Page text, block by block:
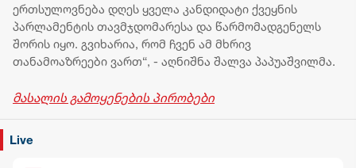
ერთსულოვნება დღეს ყველა კანდიდატი ქვეყნის
პარლამენტის თავმჯდომარესა და წარმომადგენელს
შორის იყო. გვიხარია, რომ ჩვენ ამ მხრივ
თანამოაზრეები ვართ“, - აღნიშნა შალვა პაპუაშვილმა.
მასალის გამოყენების პირობები
Live